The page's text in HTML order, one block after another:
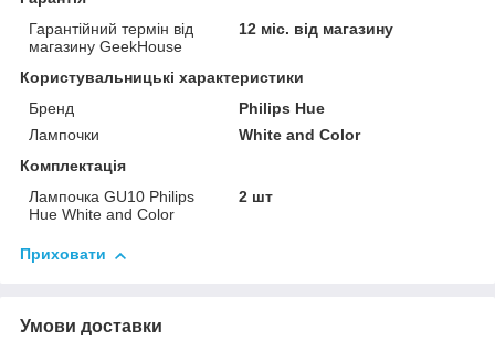
Гарантійний термін від
магазину GeekHouse
12 міс. від магазину
Користувальницькі характеристики
Бренд
Philips Hue
Лампочки
White and Color
Комплектація
Лампочка GU10 Philips
Hue White and Color
2 шт
Приховати
Умови доставки